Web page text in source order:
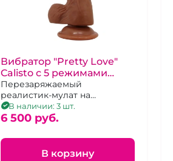
Вибратор "Pretty Love"
Calisto с 5 режимами
вибро, вращения и
фрикций на USB
Перезаряжаемый
реалистик-мулат на
присоске для глубокой 3D-
стимуляции из супер
мягкого TPR
В наличии: 3 шт.
6 500 pуб.
В корзину